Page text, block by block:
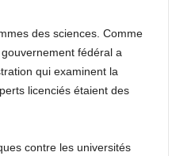
des sciences. Comme
fédéral a
qui examinent la
licenciés étaient des
contre les universités